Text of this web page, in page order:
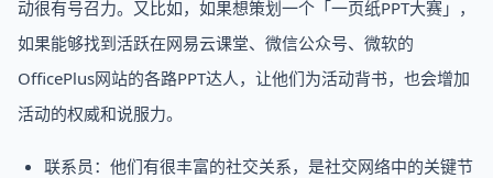
动很有号召力。又比如，如果想策划一个「一页纸PPT大赛」，
如果能够找到活跃在网易云课堂、微信公众号、微软的
OfficePlus网站的各路PPT达人，让他们为活动背书，也会增加
活动的权威和说服力。
联系员：他们有很丰富的社交关系，是社交网络中的关键节